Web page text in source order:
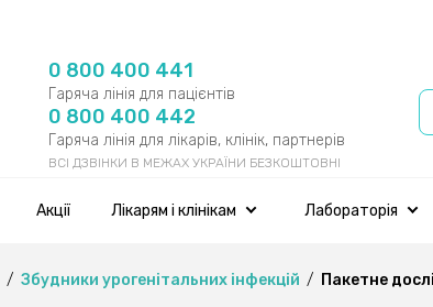
0 800 400 441
Гаряча лінія для пацієнтів
0 800 400 442
Гаряча лінія для лікарів, клінік, партнерів
ВСІ ДЗВІНКИ В МЕЖАХ УКРАЇНИ БЕЗКОШТОВНІ
Акції Лікарям і клінікам Лабораторія
Збудники урогенітальних інфекцій Пакетне